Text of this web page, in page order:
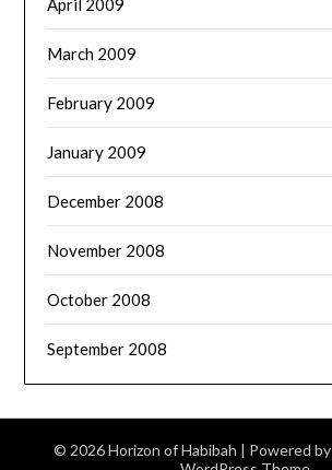
April 2009
March 2009
February 2009
January 2009
December 2008
November 2008
October 2008
September 2008
© 2026 Horizon of Habibah | Powered by